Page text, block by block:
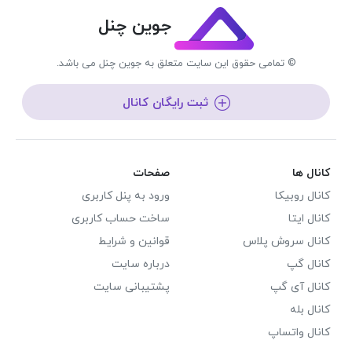
جوین چنل
© تمامی حقوق این سایت متعلق به جوین چنل می باشد.
ثبت رایگان کانال
کانال ها
کانال روبیکا
کانال ایتا
کانال سروش پلاس
کانال گپ
کانال آی گپ
کانال بله
کانال واتساپ
صفحات
ورود به پنل کاربری
ساخت حساب کاربری
قوانین و شرایط
درباره سایت
پشتیبانی سایت